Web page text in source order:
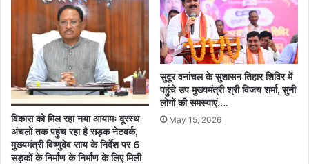
विकास को मिल रहा नया आयामः दूरस्थ
अंचलों तक पहुंच रहा है सड़क नेटवर्क,
मुख्यमंत्री विष्णुदेव साय के निर्देश पर 6
सड़कों के निर्माण के निर्माण के लिए मिली
सुदूर वनांचल के सुशासन तिहार शिविर में
पहुंचे उप मुख्यमंत्री श्री विजय शर्मा, सुनी
लोगों की समस्याएं….
May 15, 2026